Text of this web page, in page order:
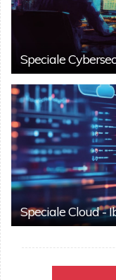
Speciale
Speciale Cloud -